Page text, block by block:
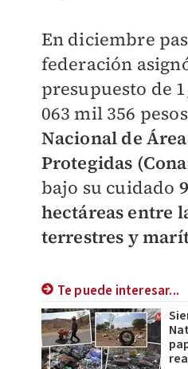
En diciembre
federación
presupuesto de
063 mil 356
Nacional de
Protegidas
bajo su cuidado
hectáreas entre
terrestres y
Te puede interesar...